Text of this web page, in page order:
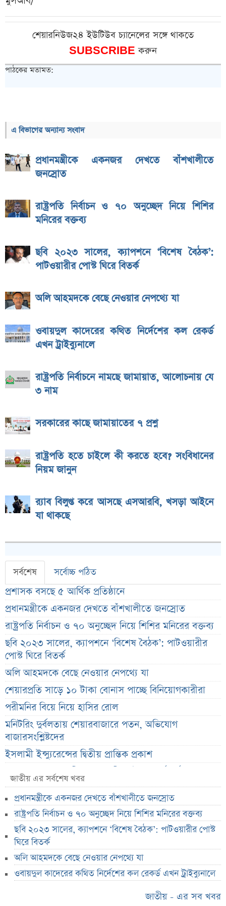
শেয়ারনিউজ২৪ ইউটিউব চ্যানেলের সঙ্গে থাকতে
SUBSCRIBEকরুন
পাঠকের মতামত:
এ বিভাগের অন্যান্য সংবাদ
প্রধানমন্ত্রীকে একনজর দেখতে বাঁশখালীতে
জনস্রোত
রাষ্ট্রপতি নির্বাচন ও ৭০ অনুচ্ছেদ নিয়ে শিশির
মনিরের বক্তব্য
ছবি ২০২৩ সালের, ক্যাপশনে ‘বিশেষ বৈঠক’:
পাটওয়ারীর পোস্ট ঘিরে বিতর্ক
অলি আহমদকে বেছে নেওয়ার নেপথ্যে যা
ওবায়দুল কাদেরের কথিত নির্দেশের কল রেকর্ড
এখন ট্রাইব্যুনালে
রাষ্ট্রপতি নির্বাচনে নামছে জামায়াত, আলোচনায় যে
৩ নাম
সরকারের কাছে জামায়াতের ৭ প্রশ্ন
রাষ্ট্রপতি হতে চাইলে কী করতে হবে? সংবিধানের
নিয়ম জানুন
র‌্যাব বিলুপ্ত করে আসছে এসআরবি, খসড়া আইনে
যা থাকছে
সর্বশেষ সর্বোচ্চ পঠিত
প্রশাসক বসছে ৫ আর্থিক প্রতিষ্ঠানে
প্রধানমন্ত্রীকে একনজর দেখতে বাঁশখালীতে জনস্রোত
রাষ্ট্রপতি নির্বাচন ও ৭০ অনুচ্ছেদ নিয়ে শিশির মনিরের বক্তব্য
ছবি ২০২৩ সালের, ক্যাপশনে ‘বিশেষ বৈঠক’: পাটওয়ারীর
পোস্ট ঘিরে বিতর্ক
অলি আহমদকে বেছে নেওয়ার নেপথ্যে যা
শেয়ারপ্রতি সাড়ে ১০ টাকা বোনাস পাচ্ছে বিনিয়োগকারীরা
পরীমনির বিয়ে নিয়ে হাসির রোল
মনিটরিং দুর্বলতায় শেয়ারবাজারে পতন, অভিযোগ
বাজারসংশ্লিষ্টদের
ইসলামী ইন্স্যুরেন্সের দ্বিতীয় প্রান্তিক প্রকাশ
শেয়ার দাম অস্বাভাবিক বাড়ায় ডিএসইর সতর্কবার্তা
সুদ ছাড়াই ৫ হাজার টাকা ঋণ! বাংলাদেশ ব্যাংকের নতুন
উদ্যোগ
ওবায়দুল কাদেরের কথিত নির্দেশের কল রেকর্ড এখন
ট্রাইব্যুনালে
স্বর্ণের দাম বাড়ল, রুপা অপরিবর্তিত—আজকের বাজারদর
রাষ্ট্রপতি নির্বাচনে নামছে জামায়াত, আলোচনায় যে ৩ নাম
দেবকে কটাক্ষ করে জিতের মন্তব্য
বাংলাদেশ-ভারত সম্পর্কে নতুন সমীকরণ
জাতীয় এর সর্বশেষ খবর
প্রধানমন্ত্রীকে একনজর দেখতে বাঁশখালীতে জনস্রোত
রাষ্ট্রপতি নির্বাচন ও ৭০ অনুচ্ছেদ নিয়ে শিশির মনিরের বক্তব্য
ছবি ২০২৩ সালের, ক্যাপশনে ‘বিশেষ বৈঠক’: পাটওয়ারীর পোস্ট
ঘিরে বিতর্ক
অলি আহমদকে বেছে নেওয়ার নেপথ্যে যা
ওবায়দুল কাদেরের কথিত নির্দেশের কল রেকর্ড এখন ট্রাইব্যুনালে
জাতীয় - এর সব খবর